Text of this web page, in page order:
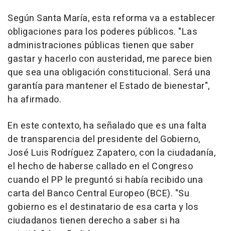
Según Santa María, esta reforma va a establecer
obligaciones para los poderes públicos. "Las
administraciones públicas tienen que saber
gastar y hacerlo con austeridad, me parece bien
que sea una obligación constitucional. Será una
garantía para mantener el Estado de bienestar",
ha afirmado.
En este contexto, ha señalado que es una falta
de transparencia del presidente del Gobierno,
José Luis Rodríguez Zapatero, con la ciudadanía,
el hecho de haberse callado en el Congreso
cuando el PP le preguntó si había recibido una
carta del Banco Central Europeo (BCE). "Su
gobierno es el destinatario de esa carta y los
ciudadanos tienen derecho a saber si ha